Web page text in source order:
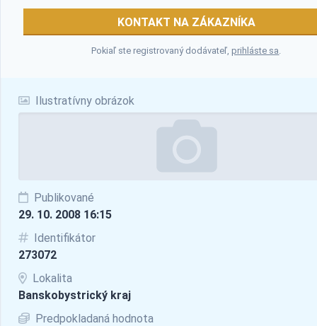
Ilustratívny obrázok
Publikované
29. 10. 2008 16:15
Identifikátor
273072
Lokalita
Banskobystrický kraj
Predpokladaná hodnota
KONTAKT NA ZÁKAZNÍKA
Pokiaľ ste registrovaný dodávateľ,prihláste sa.